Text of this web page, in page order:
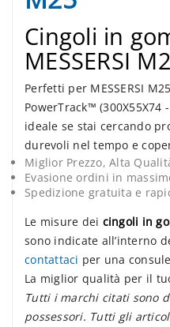
Cingoli in
MESSERSI
Perfetti per MESSERSI
PowerTrack™ (300X55X74
ideale se stai cercando
durevoli nel tempo e
Miglior Prezzo, Alta
Evasione ordini in
Spedizione gratuita e
Le misure dei cingoli in
sono indicate all’interno
contattaci per una
La miglior qualità per il
Tutti i marchi citati sono
possessori. Tutti gli